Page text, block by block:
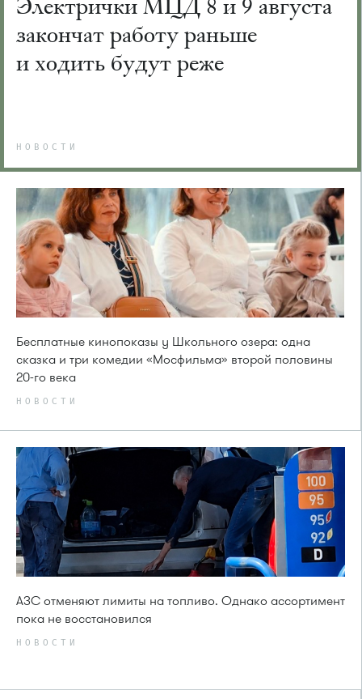
Электрички МЦД 8 и 9 августа
закончат работу раньше
и ходить будут реже
НОВОСТИ
Бесплатные кинопоказы у Школьного озера: одна
сказка и три комедии «Мосфильма» второй половины
20-го века
НОВОСТИ
АЗС отменяют лимиты на топливо. Однако ассортимент
пока не восстановился
НОВОСТИ